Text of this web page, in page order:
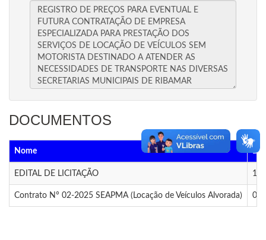
DOCUMENTOS
Nome
EDITAL DE LICITAÇÃO
Contrato N° 02-2025 SEAPMA (Locação de Veículos Alvorada) 06/